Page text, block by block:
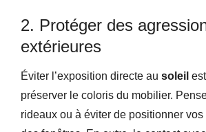
2. Protéger des
extérieures
Éviter l’exposition directe au soleil
préserver le coloris du mobilier.
rideaux ou à éviter de positionner